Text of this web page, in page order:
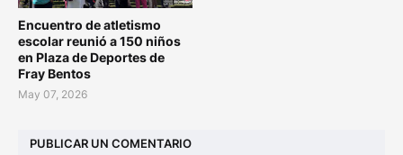
Encuentro de atletismo
escolar reunió a 150 niños
en Plaza de Deportes de
Fray Bentos
May 07, 2026
PUBLICAR UN COMENTARIO